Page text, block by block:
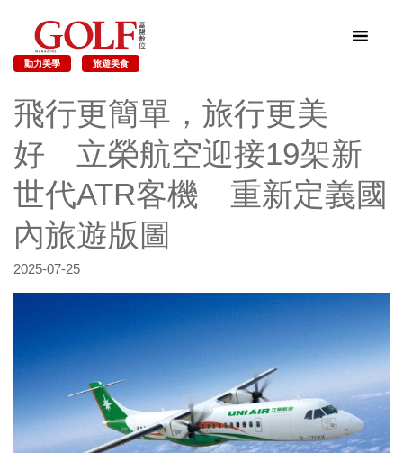
動力美學 旅遊美食
飛行更簡單，旅行更美
好 立榮航空迎接19架新
世代ATR客機 重新定義國
內旅遊版圖
2025-07-25